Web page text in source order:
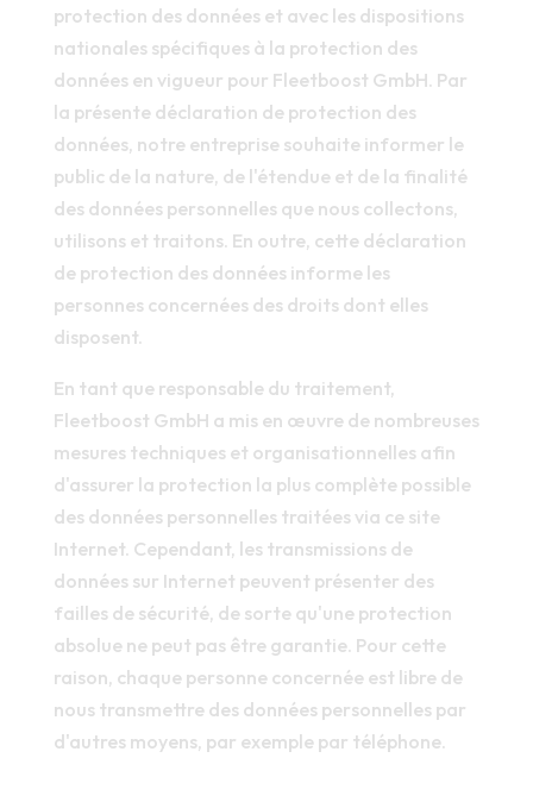
protection des données et avec les dispositions
nationales spécifiques à la protection des
données en vigueur pour Fleetboost GmbH. Par
la présente déclaration de protection des
données, notre entreprise souhaite informer le
public de la nature, de l'étendue et de la finalité
des données personnelles que nous collectons,
utilisons et traitons. En outre, cette déclaration
de protection des données informe les
personnes concernées des droits dont elles
disposent.
En tant que responsable du traitement,
Fleetboost GmbH a mis en œuvre de nombreuses
mesures techniques et organisationnelles afin
d'assurer la protection la plus complète possible
des données personnelles traitées via ce site
Internet. Cependant, les transmissions de
données sur Internet peuvent présenter des
failles de sécurité, de sorte qu'une protection
absolue ne peut pas être garantie. Pour cette
raison, chaque personne concernée est libre de
nous transmettre des données personnelles par
d'autres moyens, par exemple par téléphone.